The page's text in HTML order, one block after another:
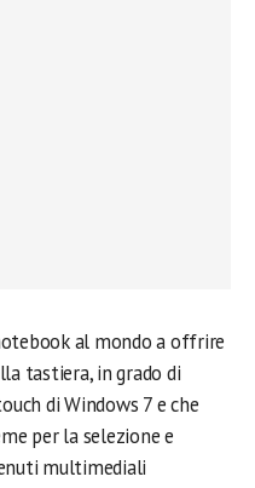
al mondo a offrire
tastiera, in grado di
di Windows 7 e che
per la selezione e
multimediali